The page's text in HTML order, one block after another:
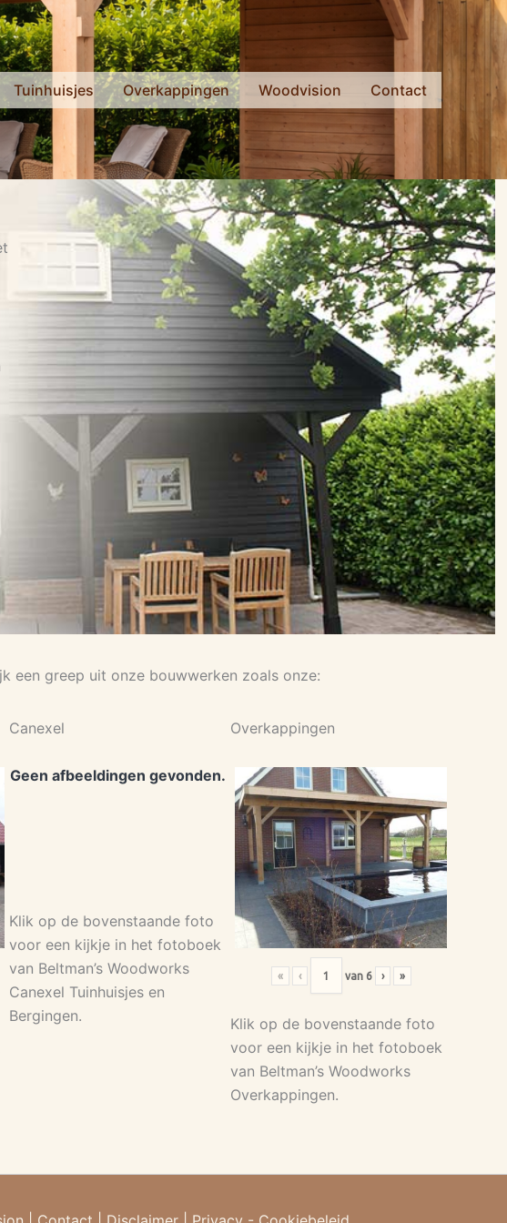
Tuinhuisjes Overkappingen Woodvision Contact
een greep uit onze bouwwerken zoals onze:
Canexel
Geen afbeeldingen gevonden.
Klik op de bovenstaande foto
voor een kijkje in het fotoboek
van Beltman’s Woodworks
Canexel Tuinhuisjes en
Bergingen.
Overkappingen
« ‹ van 6 › »
Klik op de bovenstaande foto
voor een kijkje in het fotoboek
van Beltman’s Woodworks
Overkappingen.